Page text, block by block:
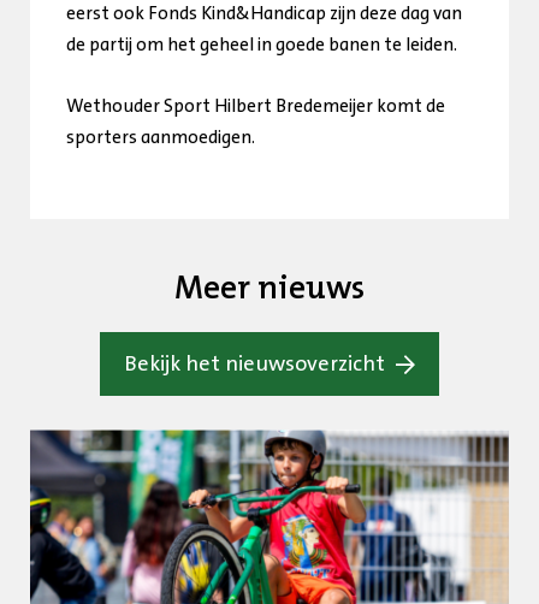
eerst ook Fonds Kind&Handicap zijn deze dag van
de partij om het geheel in goede banen te leiden.
Wethouder Sport Hilbert Bredemeijer komt de
sporters aanmoedigen.
Meer nieuws
Bekijk het nieuwsoverzicht